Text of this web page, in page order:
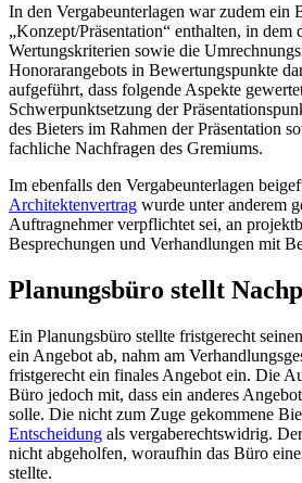
In den Vergabeunterlagen war zudem ein
„Konzept/Präsentation“ enthalten, in dem
Wertungskriterien sowie die
Honorarangebots in Bewertungspunkte
aufgeführt, dass folgende Aspekte
Schwerpunktsetzung der
des Bieters im Rahmen der Präsentation
fachliche Nachfragen des Gremiums.
Im ebenfalls den Vergabeunterlagen
Architektenvertrag wurde unter anderem
Auftragnehmer verpflichtet sei, an
Besprechungen und Verhandlungen mit
Planungsbüro stellt
Ein Planungsbüro stellte fristgerecht
ein Angebot ab, nahm am
fristgerecht ein finales Angebot ein. Die
Büro jedoch mit, dass ein anderes
solle. Die nicht zum Zuge gekommene
Entscheidung als vergaberechtswidrig.
nicht abgeholfen, woraufhin das Büro
stellte.